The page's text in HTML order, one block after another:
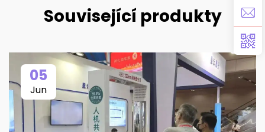
Související produkty
05
Jun